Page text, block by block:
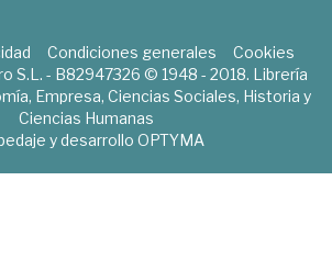
Condiciones generales
Cookies
S.L. - B82947326 © 1948 - 2018. Librería
Empresa, Ciencias Sociales, Historia y
Ciencias Humanas
y desarrollo OPTYMA